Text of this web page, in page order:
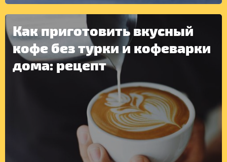
Как приготовить вкусный
кофе без турки и кофеварки
дома: рецепт